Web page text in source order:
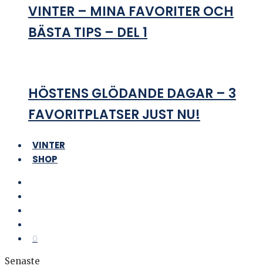
VINTER – MINA FAVORITER OCH
BÄSTA TIPS – DEL 1
HÖSTENS GLÖDANDE DAGAR – 3
FAVORITPLATSER JUST NU!
VINTER
SHOP
0
Senaste